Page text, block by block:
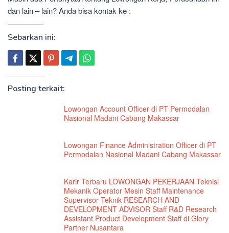
dan lain – lain? Anda bisa kontak ke :
Sebarkan ini:
Posting terkait:
Lowongan Account Officer di PT Permodalan
Nasional Madani Cabang Makassar
Lowongan Finance Administration Officer di PT
Permodalan Nasional Madani Cabang Makassar
Karir Terbaru LOWONGAN PEKERJAAN Teknisi
Mekanik Operator Mesin Staff Maintenance
Supervisor Teknik RESEARCH AND
DEVELOPMENT ADVISOR Staff R&D Research
Assistant Product Development Staff di Glory
Partner Nusantara